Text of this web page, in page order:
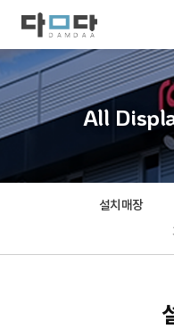
All
설치매장